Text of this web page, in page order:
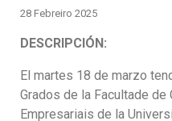
28 Febreiro 2025
DESCRIPCIÓN:
El martes 18 de marzo
Grados de la Facultade
Empresariais de la